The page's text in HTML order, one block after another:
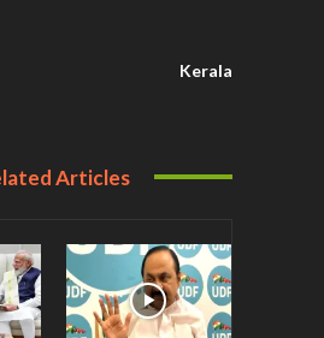
Kerala
Articles